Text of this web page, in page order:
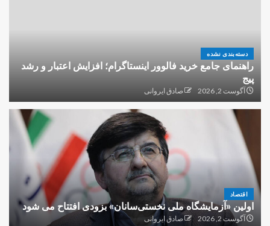
دسته‌بندی نشده
راهنمای جامع خرید فالوور اینستاگرام؛ افزایش اعتبار و رشد
پیج
آگوست 2, 2026 صادق ایروانی
اقتصاد
اولین «آزمایشگاه ملی نخستی‌سانان» بزودی افتتاح می شود
آگوست 2, 2026 صادق ایروانی